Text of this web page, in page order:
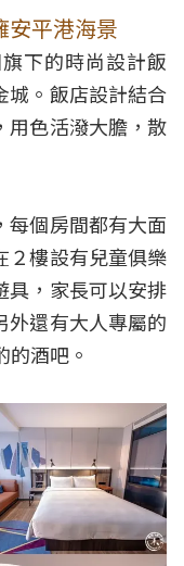
安平港海景
下的時尚設計飯
城。飯店設計結合
用色活潑大膽，散
每個房間都有大面
２樓設有兒童俱樂
具，家長可以安排
外還有大人專屬的
酒吧。